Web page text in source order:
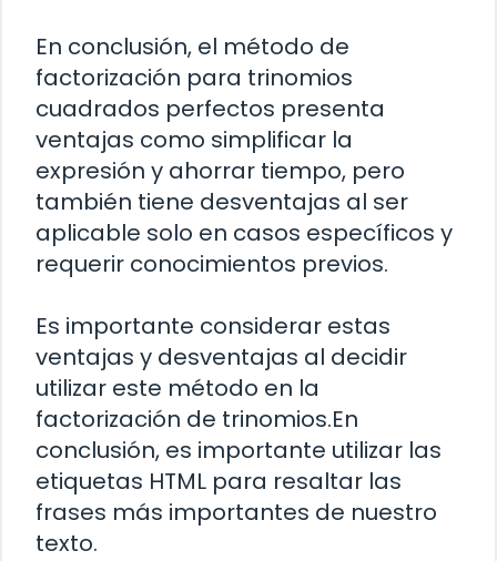
En conclusión, el método de
factorización para trinomios
cuadrados perfectos presenta
ventajas como simplificar la
expresión y ahorrar tiempo, pero
también tiene desventajas al ser
aplicable solo en casos específicos y
requerir conocimientos previos.
Es importante considerar estas
ventajas y desventajas al decidir
utilizar este método en la
factorización de trinomios.En
conclusión, es importante utilizar las
etiquetas HTML para resaltar las
frases más importantes de nuestro
texto.